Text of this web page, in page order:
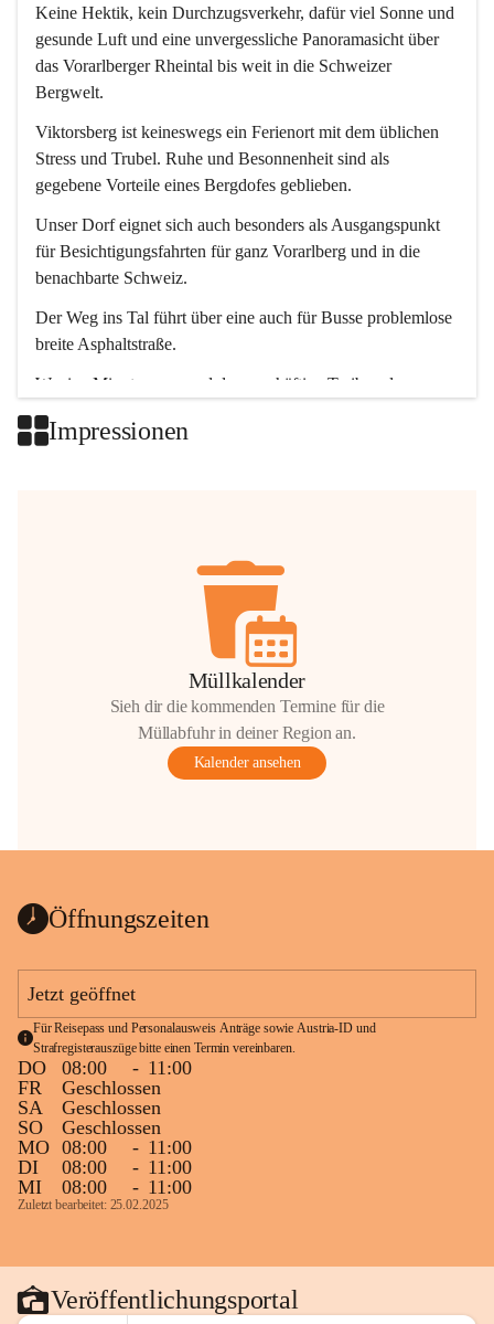
Keine Hektik, kein Durchzugsverkehr, dafür viel Sonne und
gesunde Luft und eine unvergessliche Panoramasicht über
das Vorarlberger Rheintal bis weit in die Schweizer
Bergwelt.
Viktorsberg ist keineswegs ein Ferienort mit dem üblichen
Stress und Trubel. Ruhe und Besonnenheit sind als
gegebene Vorteile eines Bergdofes geblieben.
Unser Dorf eignet sich auch besonders als Ausgangspunkt
für Besichtigungsfahrten für ganz Vorarlberg und in die
benachbarte Schweiz.
Der Weg ins Tal führt über eine auch für Busse problemlose
breite Asphaltstraße.
Wenige Minuten nur, und das geschäftige Treiben der
Impressionen
Müllkalender
Sieh dir die kommenden Termine für die
Müllabfuhr in deiner Region an.
Kalender ansehen
Öffnungszeiten
Jetzt geöffnet
Für Reisepass und Personalausweis Anträge sowie Austria-ID und
Strafregisterauszüge bitte einen Termin vereinbaren.
DO 08:00 - 11:00
FR
Geschlossen
SA
Geschlossen
SO
Geschlossen
MO 08:00 - 11:00
DI
08:00 - 11:00
MI
08:00 - 11:00
Zuletzt bearbeitet: 25.02.2025
Veröffentlichungsportal